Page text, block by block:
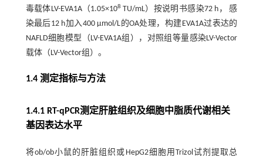
毒载体LV-EVA1A（1.05×108 TU/mL）按说明书感染72 h， 感
染最后12 h加入400 μmol/L的OA处理，构建EVA1A过表达的
NAFLD细胞模型（LV-EVA1A组），对照组等量感染LV-Vector
载体（LV-Vector组）。
1.4 测定指标与方法
1.4.1 RT-qPCR测定肝脏组织及细胞中脂质代谢相关
基因表达水平
将ob/ob小鼠的肝脏组织或HepG2细胞用Trizol试剂提取总